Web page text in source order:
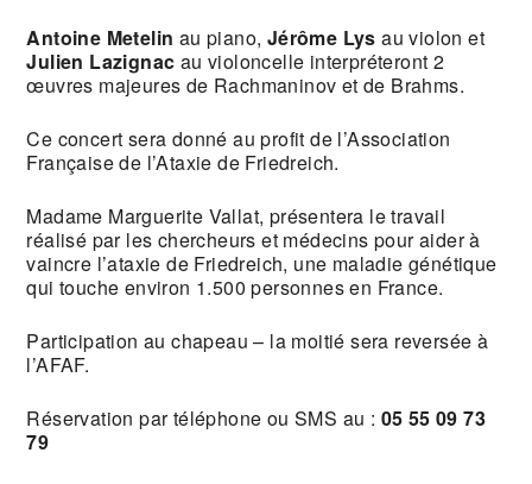
Antoine Metelin au piano, Jérôme Lysau violon et
Julien Lazignac au violoncelle interpréteront 2
œuvres majeures de Rachmaninov et de Brahms.
Ce concert sera donné au profit de l’Association
Française de l’Ataxie de Friedreich.
Madame Marguerite Vallat, présentera le travail
réalisé par les chercheurs et médecins pour aider à
vaincre l’ataxie de Friedreich, une maladie génétique
qui touche environ 1.500 personnes en France.
Participation au chapeau – la moitié sera reversée à
l’AFAF.
Réservation par téléphone ou SMS au : 05 55 09 73
79